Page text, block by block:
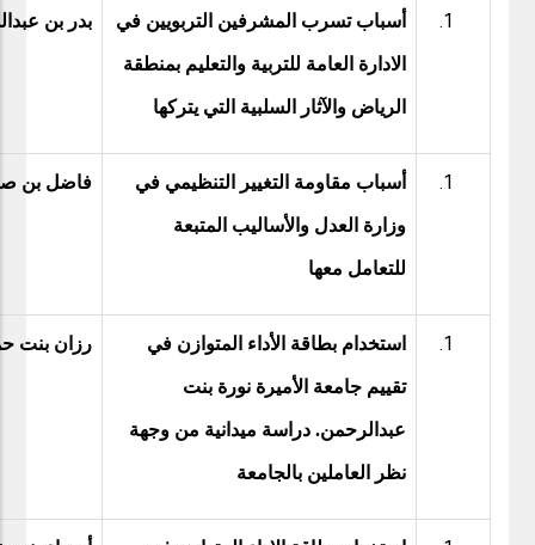
أسباب تسرب المشرفين التربويين في
الادارة العامة للتربية والتعليم بمنطقة
الرياض والآثار السلبية التي يتركها
بدر بن
أسباب مقاومة التغيير التنظيمي في
وزارة العدل والأساليب المتبعة
للتعامل معها
فاضل بن
استخدام بطاقة الأداء المتوازن في
تقييم جامعة الأميرة نورة بنت
عبدالرحمن. دراسة ميدانية من وجهة
نظر العاملين بالجامعة
رزان بنت